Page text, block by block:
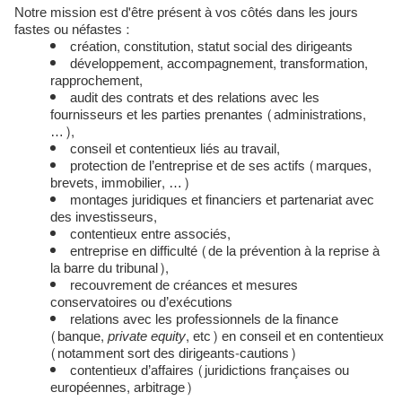
Notre mission est d'être présent à vos côtés dans les jours
fastes ou néfastes :
création, constitution, statut social des dirigeants
développement, accompagnement, transformation,
rapprochement,
audit des contrats et des relations avec les
fournisseurs et les parties prenantes (administrations,
…),
conseil et contentieux liés au travail,
protection de l’entreprise et de ses actifs (marques,
brevets, immobilier, …)
montages juridiques et financiers et partenariat avec
des investisseurs,
contentieux entre associés,
entreprise en difficulté (de la prévention à la reprise à
la barre du tribunal),
recouvrement de créances et mesures
conservatoires ou d’exécutions
relations avec les professionnels de la finance
(banque,private equity, etc) en conseil et en contentieux
(notamment sort des dirigeants-cautions)
contentieux d’affaires (juridictions françaises ou
européennes, arbitrage)